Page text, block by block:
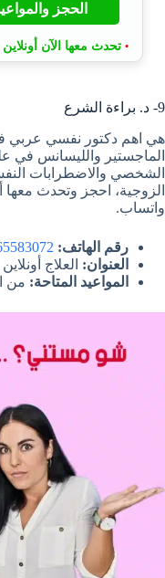
الحجز
• تحدث معها الآن
9- د. براءة الشرع
هي اهم دكتور نفسي عربي
الماجستير والليسانس
الشخصي والاضطرابات
الزوجية، احجز وتحدث معها
واتساب.
رقم الهاتف:
العنوان: العلاج
المواعيد المتاحة: من ال 9 صباحاً